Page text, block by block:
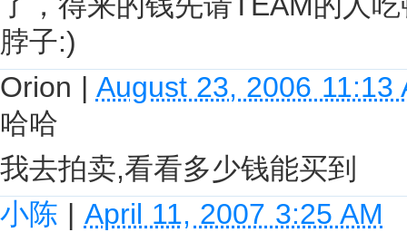
脖子:)
Orion | August 23, 2006 11:13
哈哈
我去拍卖,看看多少钱能买到
小陈 | April 11, 2007 3:25 AM